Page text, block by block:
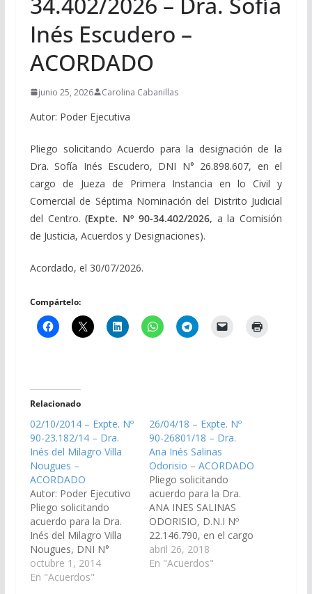
Inés Escudero –
ACORDADO
junio 25, 2026 Carolina Cabanillas
Autor: Poder Ejecutiva
Pliego solicitando Acuerdo para la designación de la
Dra. Sofía Inés Escudero, DNI N° 26.898.607, en el
cargo de Jueza de Primera Instancia en lo Civil y
Comercial de Séptima Nominación del Distrito Judicial
del Centro.(Expte. Nº 90-34.402/2026, a la Comisión
de Justicia, Acuerdos y Designaciones).
Acordado, el 30/07/2026.
Compártelo:
Relacionado
02/10/2014 – Expte. Nº
90-23.182/14 – Dra.
Inés del Milagro Villa
Nougues –
ACORDADO
Autor: Poder Ejecutivo
Pliego solicitando
acuerdo para la Dra.
Inés del Milagro Villa
Nougues, DNI N°
23.240.751, en el cargo
de Juez de Primera
octubre 1, 2014
En "Acuerdos"
26/04/18 – Expte. Nº
90-26801/18 – Dra.
Ana Inés Salinas
Odorisio – ACORDADO
Pliego solicitando
acuerdo para la Dra.
ANA INES SALINAS
ODORISIO, D.N.I Nº
22.146.790, en el cargo
de Fiscal Penal del
Distrito Judicial Centro.
abril 26, 2018
En "Acuerdos"